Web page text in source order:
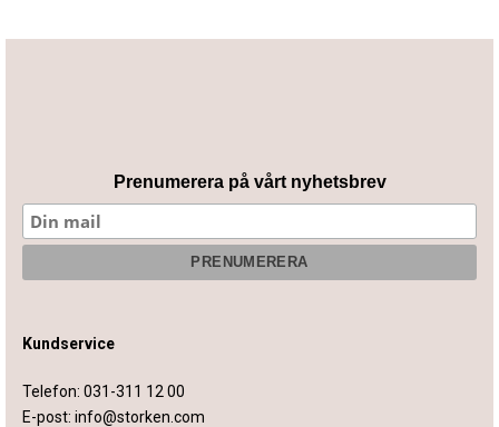
Prenumerera på vårt nyhetsbrev
Kundservice
Telefon: 031-311 12 00
E-post: info@storken.com